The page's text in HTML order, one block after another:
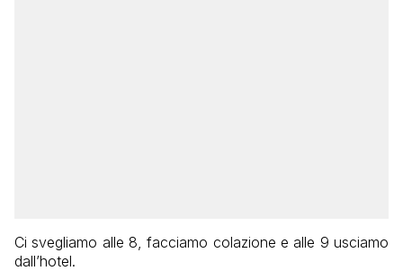
Ci svegliamo alle 8, facciamo colazione e alle 9 usciamo
dall’hotel.